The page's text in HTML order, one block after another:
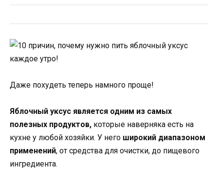
Даже похудеть теперь намного проще!
Яблочный уксус является одним из самых
полезных продуктов, которые наверняка есть на
кухне у любой хозяйки. У него широкий диапазоном
применений, от средства для очистки, до пищевого
ингредиента.